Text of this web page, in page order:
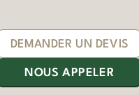
DEMANDER UN DEVIS
NOUS APPELER